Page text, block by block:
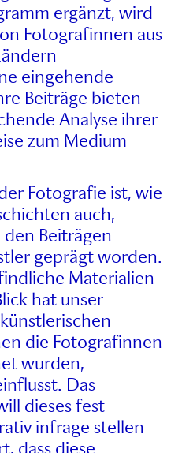
ergänzt, wird
Fotografinnen aus
eingehende
Beiträge bieten
Analyse ihrer
zum Medium
Fotografie ist, wie
auch,
Beiträgen
geprägt worden.
Materialien
hat unser
die Fotografinnen
wurden,
Das
dieses fest
infrage stellen
dass diese